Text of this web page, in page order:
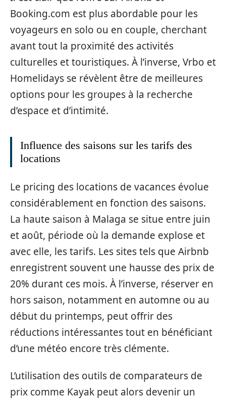
Booking.com est plus abordable pour les
voyageurs en solo ou en couple, cherchant
avant tout la proximité des activités
culturelles et touristiques. À l’inverse, Vrbo et
Homelidays se révèlent être de meilleures
options pour les groupes à la recherche
d’espace et d’intimité.
Influence des saisons sur les tarifs des
locations
Le pricing des locations de vacances évolue
considérablement en fonction des saisons.
La haute saison à Malaga se situe entre juin
et août, période où la demande explose et
avec elle, les tarifs. Les sites tels que Airbnb
enregistrent souvent une hausse des prix de
20% durant ces mois. À l’inverse, réserver en
hors saison, notamment en automne ou au
début du printemps, peut offrir des
réductions intéressantes tout en bénéficiant
d’une météo encore très clémente.
L’utilisation des outils de comparateurs de
prix comme Kayak peut alors devenir un